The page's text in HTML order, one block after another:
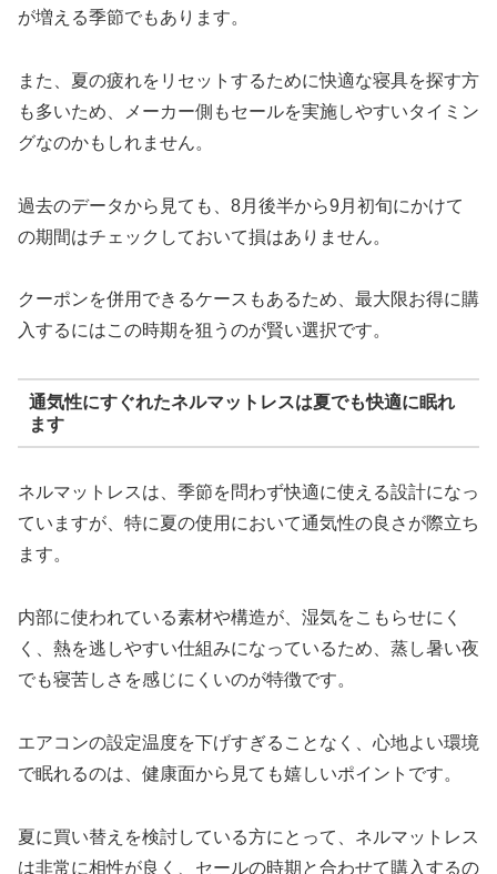
が増える季節でもあります。
また、夏の疲れをリセットするために快適な寝具を探す方
も多いため、メーカー側もセールを実施しやすいタイミン
グなのかもしれません。
過去のデータから見ても、8月後半から9月初旬にかけて
の期間はチェックしておいて損はありません。
クーポンを併用できるケースもあるため、最大限お得に購
入するにはこの時期を狙うのが賢い選択です。
通気性にすぐれたネルマットレスは夏でも快適に眠れ
ます
ネルマットレスは、季節を問わず快適に使える設計になっ
ていますが、特に夏の使用において通気性の良さが際立ち
ます。
内部に使われている素材や構造が、湿気をこもらせにく
く、熱を逃しやすい仕組みになっているため、蒸し暑い夜
でも寝苦しさを感じにくいのが特徴です。
エアコンの設定温度を下げすぎることなく、心地よい環境
で眠れるのは、健康面から見ても嬉しいポイントです。
夏に買い替えを検討している方にとって、ネルマットレス
は非常に相性が良く、セールの時期と合わせて購入するの